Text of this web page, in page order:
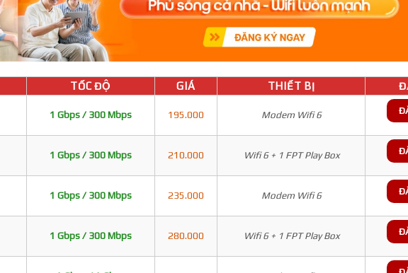
TỐC ĐỘ GIÁ THIẾT BỊ
1 Gbps / 300 Mbps 195.000 Modem Wifi 6
1 Gbps / 300 Mbps 210.000 Wifi 6 + 1 FPT Play Box
1 Gbps / 300 Mbps 235.000 Modem Wifi 6
1 Gbps / 300 Mbps 280.000 Wifi 6 + 1 FPT Play Box